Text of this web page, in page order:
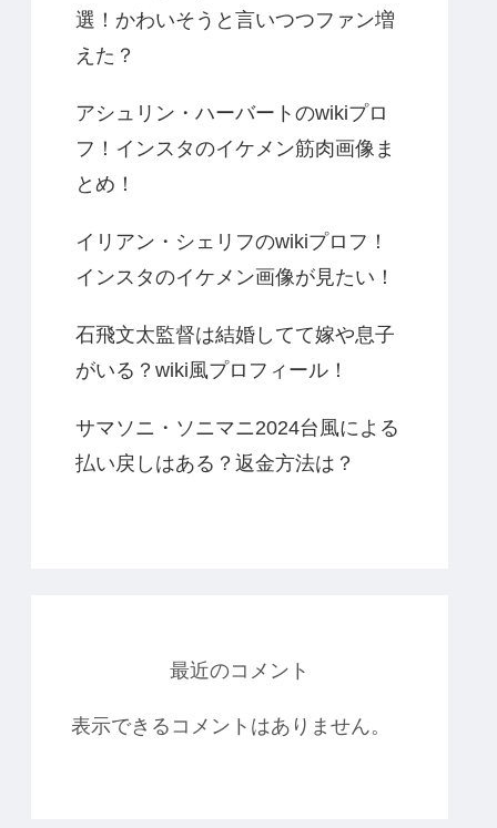
選！かわいそうと言いつつファン増
えた？
アシュリン・ハーバートのwikiプロ
フ！インスタのイケメン筋肉画像ま
とめ！
イリアン・シェリフのwikiプロフ！
インスタのイケメン画像が見たい！
石飛文太監督は結婚してて嫁や息子
がいる？wiki風プロフィール！
サマソニ・ソニマニ2024台風による
払い戻しはある？返金方法は？
最近のコメント
表示できるコメントはありません。